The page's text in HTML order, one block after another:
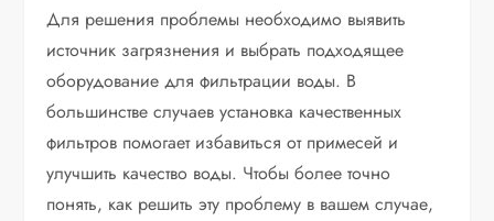
Для решения проблемы необходимо выявить
источник загрязнения и выбрать подходящее
оборудование для фильтрации воды. В
большинстве случаев установка качественных
фильтров помогает избавиться от примесей и
улучшить качество воды. Чтобы более точно
понять, как решить эту проблему в вашем случае,